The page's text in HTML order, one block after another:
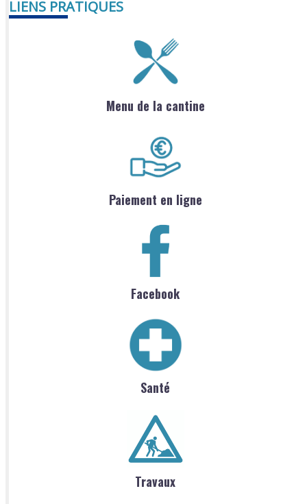
LIENS PRATIQUES
Menu de la cantine
Paiement en ligne
Facebook
Santé
Travaux